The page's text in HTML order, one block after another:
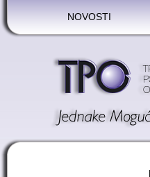
NOVOSTI